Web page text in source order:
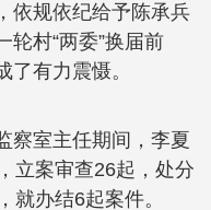
依规依纪给予陈承兵
轮村“两委”换届前
有力震慑。
察室主任期间，李夏
立案审查26起，处分
就办结6起案件。